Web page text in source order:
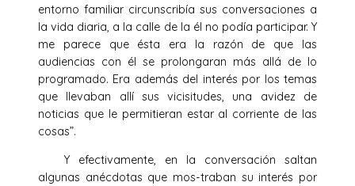
entorno familiar circunscribía sus conversaciones a
la vida diaria, a la calle de la él no podía participar. Y
me parece que ésta era la razón de que las
audiencias con él se prolongaran más allá de lo
programado. Era además del interés por los temas
que llevaban allí sus vicisitudes, una avidez de
noticias que le permitieran estar al corriente de las
cosas”.
Y efectivamente, en la conversación saltan
algunas anécdotas que mos-traban su interés por